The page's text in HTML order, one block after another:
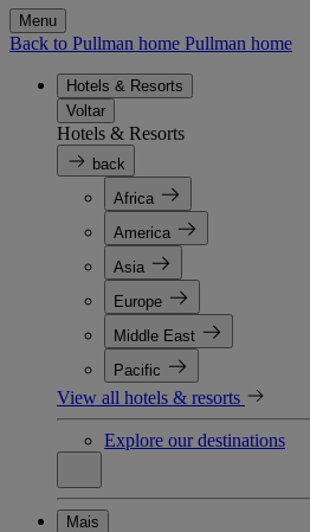
Menu
Back to Pullman home Pullman home
Hotels & Resorts
Voltar
Hotels & Resorts
back
Africa
America
Asia
Europe
Middle East
Pacific
View all hotels & resorts
Explore our destinations
Mais